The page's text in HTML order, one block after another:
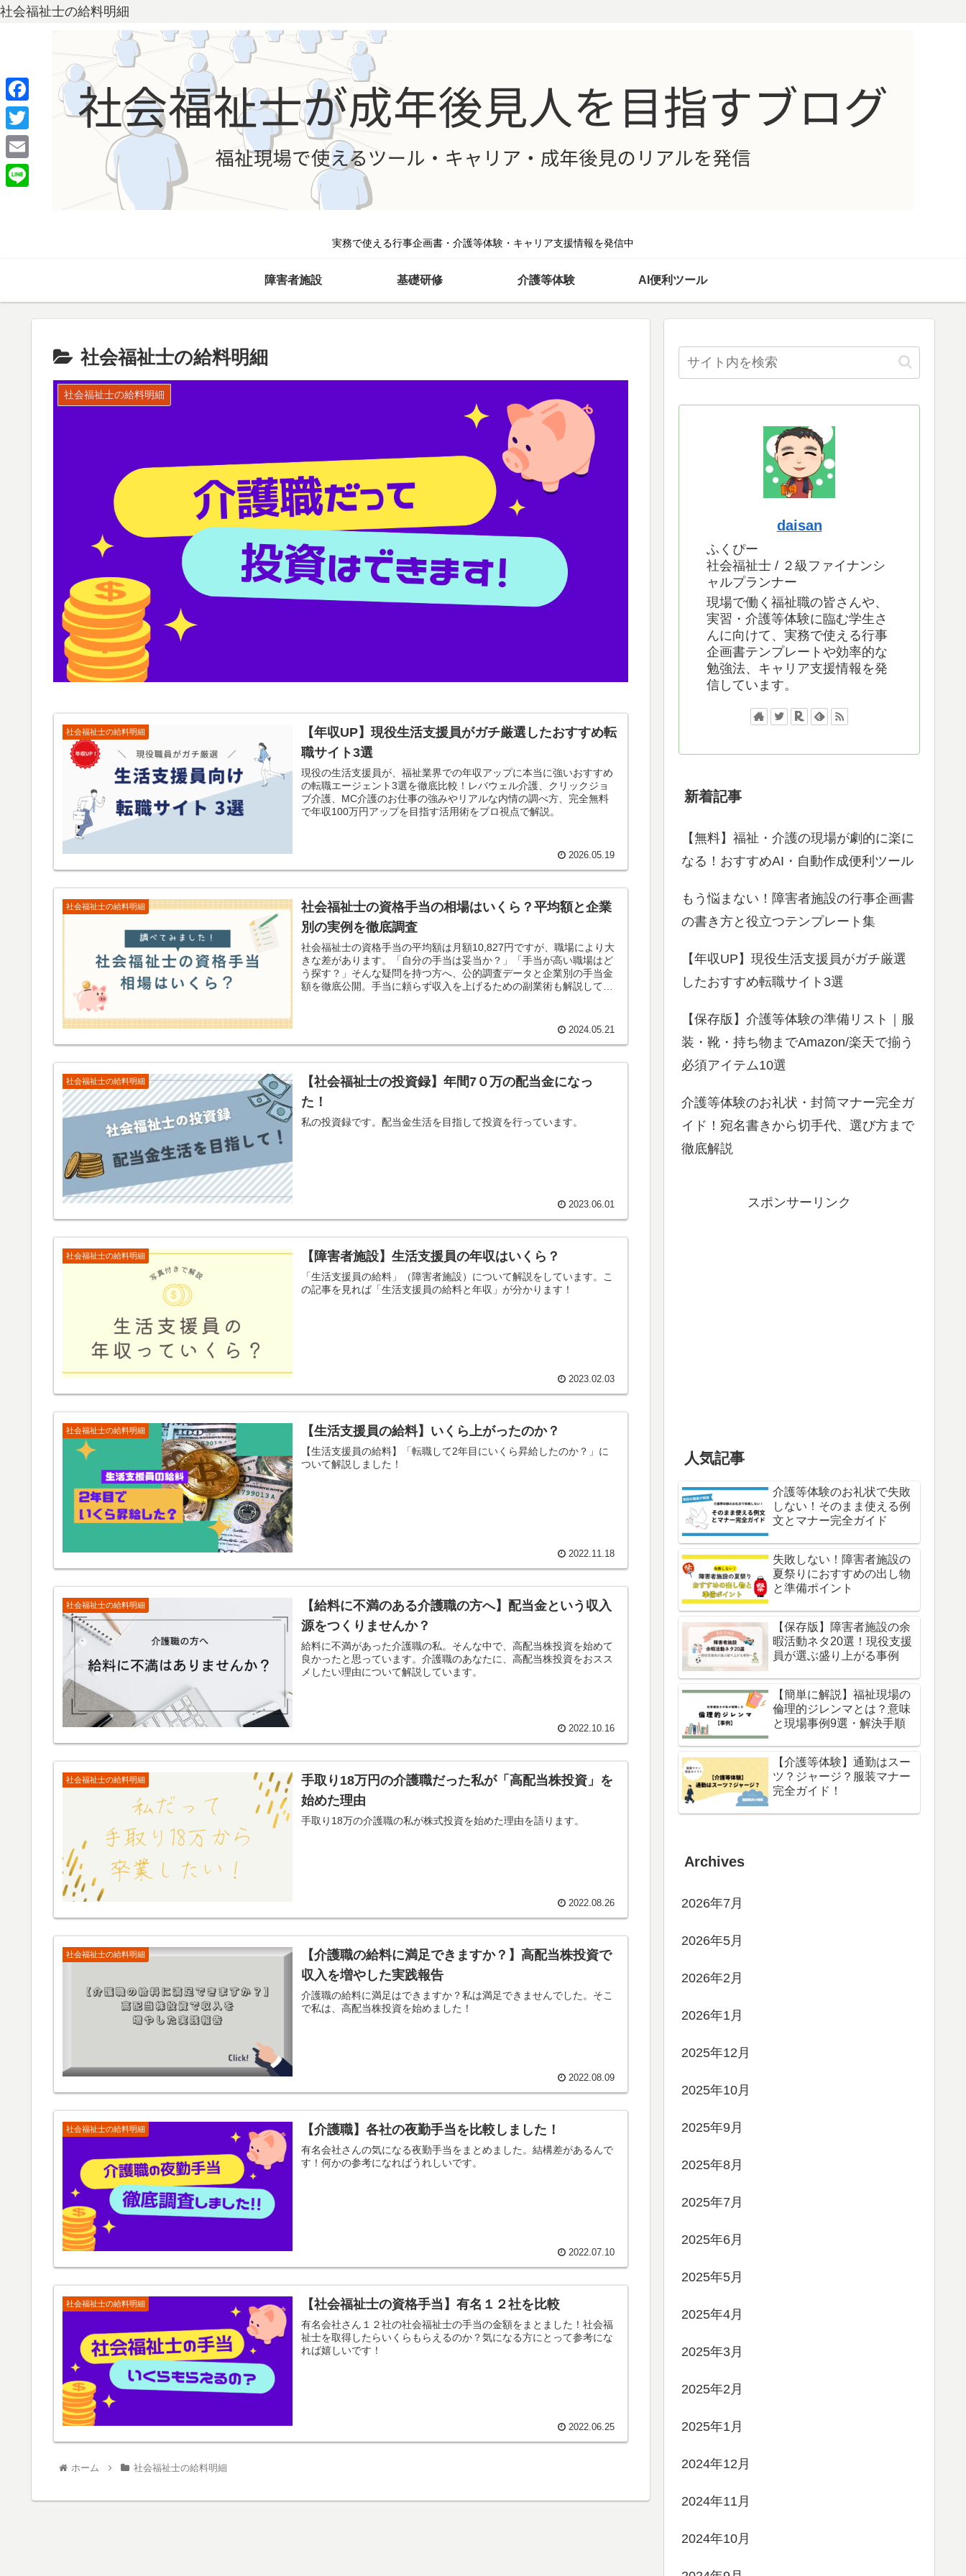
社会福祉士の給料明細
実務で使える行事企画書・介護等体験・キャリア支援情報を発信中
障害者施設 基礎研修 介護等体験 AI便利ツール
社会福祉士の給料明細
社会福祉士の給料明細
社会福祉士の給料明細
【年収UP】現役生活支援員がガチ厳選したおすすめ転
職サイト3選
現役の生活支援員が、福祉業界での年収アップに本当に強いおすすめ
の転職エージェント3選を徹底比較！レバウェル介護、クリックジョ
ブ介護、MC介護のお仕事の強みやリアルな内情の調べ方、完全無料
で年収100万円アップを目指す活用術をプロ視点で解説。
2026.05.19
社会福祉士の給料明細
社会福祉士の資格手当の相場はいくら？平均額と企業
別の実例を徹底調査
社会福祉士の資格手当の平均額は月額10,827円ですが、職場により大
きな差があります。「自分の手当は妥当か？」「手当が高い職場はど
う探す？」そんな疑問を持つ方へ、公的調査データと企業別の手当金
額を徹底公開。手当に頼らず収入を上げるための副業術も解説してい
2024.05.21
社会福祉士の給料明細
【社会福祉士の投資録】年間7０万の配当金になっ
た！
私の投資録です。配当金生活を目指して投資を行っています。
2023.06.01
社会福祉士の給料明細 【障害者施設】生活支援員の年収はいくら？
「生活支援員の給料」（障害者施設）について解説をしています。こ
の記事を見れば「生活支援員の給料と年収」が分かります！
2023.02.03
社会福祉士の給料明細 【生活支援員の給料】いくら上がったのか？
【生活支援員の給料】「転職して2年目にいくら昇給したのか？」に
ついて解説しました！
2022.11.18
社会福祉士の給料明細
【給料に不満のある介護職の方へ】配当金という収入
源をつくりませんか？
給料に不満があった介護職の私。そんな中で、高配当株投資を始めて
良かったと思っています。介護職のあなたに、高配当株投資をおスス
メしたい理由について解説しています。
2022.10.16
社会福祉士の給料明細
手取り18万円の介護職だった私が「高配当株投資」を
始めた理由
手取り18万の介護職の私が株式投資を始めた理由を語ります。
2022.08.26
社会福祉士の給料明細
【介護職の給料に満足できますか？】高配当株投資で
収入を増やした実践報告
介護職の給料に満足はできますか？私は満足できませんでした。そこ
で私は、高配当株投資を始めました！
2022.08.09
社会福祉士の給料明細 【介護職】各社の夜勤手当を比較しました！
有名会社さんの気になる夜勤手当をまとめました。結構差があるんで
す！何かの参考になればうれしいです。
2022.07.10
社会福祉士の給料明細 【社会福祉士の資格手当】有名１２社を比較
有名会社さん１２社の社会福祉士の手当の金額をまとました！社会福
祉士を取得したらいくらもらえるのか？気になる方にとって参考にな
れば嬉しいです！
2022.06.25
ホーム 社会福祉士の給料明細
daisan
ふくぴー
社会福祉士 / ２級ファイナンシ
ャルプランナー
現場で働く福祉職の皆さんや、
実習・介護等体験に臨む学生さ
んに向けて、実務で使える行事
企画書テンプレートや効率的な
勉強法、キャリア支援情報を発
信しています。
新着記事
【無料】福祉・介護の現場が劇的に楽に
なる！おすすめAI・自動作成便利ツール
もう悩まない！障害者施設の行事企画書
の書き方と役立つテンプレート集
【年収UP】現役生活支援員がガチ厳選
したおすすめ転職サイト3選
【保存版】介護等体験の準備リスト｜服
装・靴・持ち物までAmazon/楽天で揃う
必須アイテム10選
介護等体験のお礼状・封筒マナー完全ガ
イド！宛名書きから切手代、選び方まで
徹底解説
スポンサーリンク
人気記事
介護等体験のお礼状で失敗
しない！そのまま使える例
文とマナー完全ガイド
失敗しない！障害者施設の
夏祭りにおすすめの出し物
と準備ポイント
【保存版】障害者施設の余
暇活動ネタ20選！現役支援
員が選ぶ盛り上がる事例
【簡単に解説】福祉現場の
倫理的ジレンマとは？意味
と現場事例9選・解決手順
【介護等体験】通勤はスー
ツ？ジャージ？服装マナー
完全ガイド！
Archives
2026年7月
2026年5月
2026年2月
2026年1月
2025年12月
2025年10月
2025年9月
2025年8月
2025年7月
2025年6月
2025年5月
2025年4月
2025年3月
2025年2月
2025年1月
2024年12月
2024年11月
2024年10月
F
a
c
e
T
w
i
E